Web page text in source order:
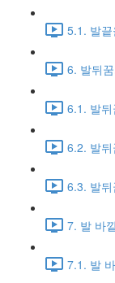
5.1. 발
6. 발뒤
6.1. 발
6.2. 발
6.3. 발
7. 발 바
7.1. 발